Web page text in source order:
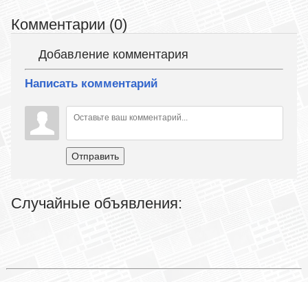
Комментарии (0)
Добавление комментария
Написать комментарий
Отправить
Случайные объявления: